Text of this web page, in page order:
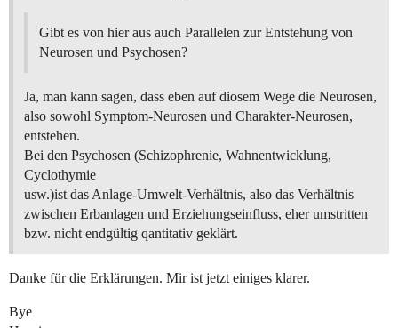
Gibt es von hier aus auch Parallelen zur Entstehung von
Neurosen und Psychosen?
Ja, man kann sagen, dass eben auf diosem Wege die Neurosen,
also sowohl Symptom-Neurosen und Charakter-Neurosen,
entstehen.
Bei den Psychosen (Schizophrenie, Wahnentwicklung,
Cyclothymie
usw.)ist das Anlage-Umwelt-Verhältnis, also das Verhältnis
zwischen Erbanlagen und Erziehungseinfluss, eher umstritten
bzw. nicht endgültig qantitativ geklärt.
Danke für die Erklärungen. Mir ist jetzt einiges klarer.
Bye